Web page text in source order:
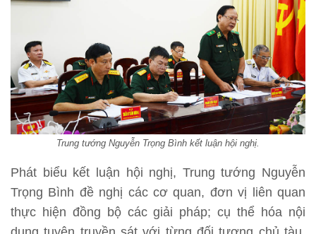
Trung tướng Nguyễn Trọng Bình kết luận hội nghị.
Phát biểu kết luận hội nghị, Trung tướng Nguyễn
Trọng Bình đề nghị các cơ quan, đơn vị liên quan
thực hiện đồng bộ các giải pháp; cụ thể hóa nội